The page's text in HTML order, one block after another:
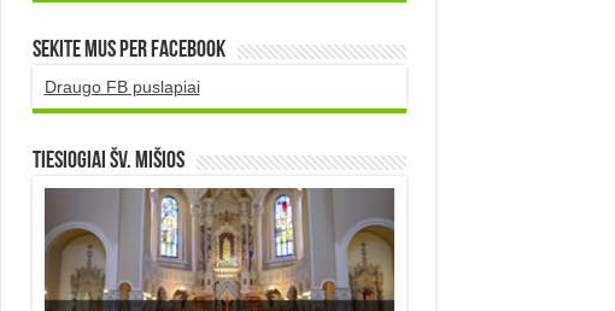
Sekite mus per Facebook
Draugo FB puslapiai
TIESIOGIAI šv. MIŠIOS